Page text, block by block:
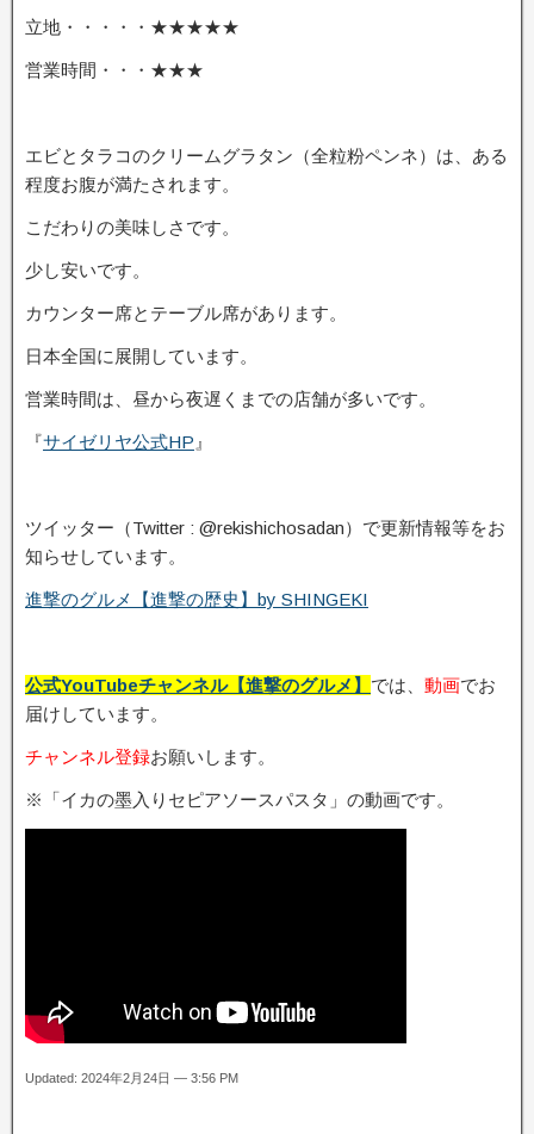
立地・・・・・★★★★★
営業時間・・・★★★
エビとタラコのクリームグラタン（全粒粉ペンネ）は、ある
程度お腹が満たされます。
こだわりの美味しさです。
少し安いです。
カウンター席とテーブル席があります。
日本全国に展開しています。
営業時間は、昼から夜遅くまでの店舗が多いです。
『サイゼリヤ公式HP 』
ツイッター（Twitter : @rekishichosadan）で更新情報等をお
知らせしています。
進撃のグルメ【進撃の歴史】by SHINGEKI
公式YouTubeチャンネル【進撃のグルメ】 では、 動画でお
届けしています。
チャンネル登録お願いします。
※「イカの墨入りセピアソースパスタ」の動画です。
Updated: 2024年2月24日 — 3:56 PM